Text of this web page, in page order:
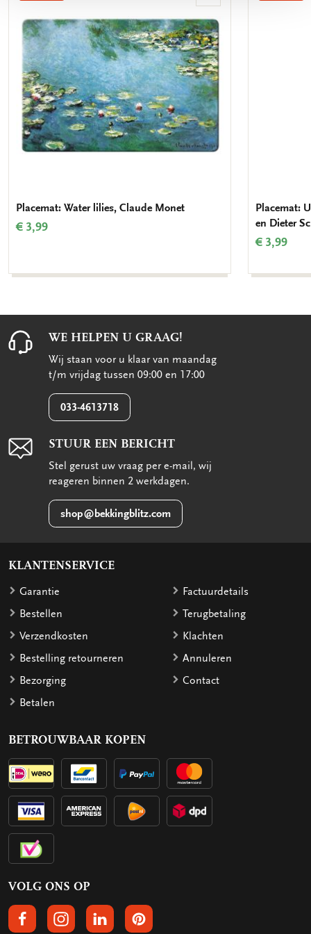
verlanglijst
Placemat: Water lilies, Claude Monet
€ 3,99
Placemat:
en Dieter
€ 3,99
WE HELPEN U GRAAG!
Wij staan voor u klaar van maandag
t/m vrijdag tussen 09:00 en 17:00
033-4613718
STUUR EEN BERICHT
Stel gerust uw vraag per e-mail, wij
reageren binnen 2 werkdagen.
shop@bekkingblitz.com
KLANTENSERVICE
Garantie
Bestellen
Verzendkosten
Bestelling retourneren
Bezorging
Betalen
Factuurdetails
Terugbetaling
Klachten
Annuleren
Contact
BETROUWBAAR KOPEN
VOLG ONS OP